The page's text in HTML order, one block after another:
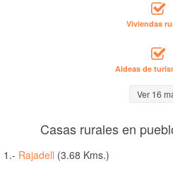
Viviendas
Aldeas de
Ver 16
Casas rurales en
1.- Rajadell (3.68 Kms.)